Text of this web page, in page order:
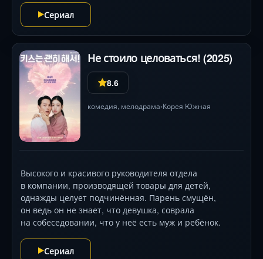
Сериал
Не стоило целоваться! (2025)
8.6
комедия, мелодрама•Корея Южная
Высокого и красивого руководителя отдела
в компании, производящей товары для детей,
однажды целует подчинённая. Парень смущён,
он ведь он не знает, что девушка, соврала
на собеседовании, что у неё есть муж и ребёнок.
Сериал